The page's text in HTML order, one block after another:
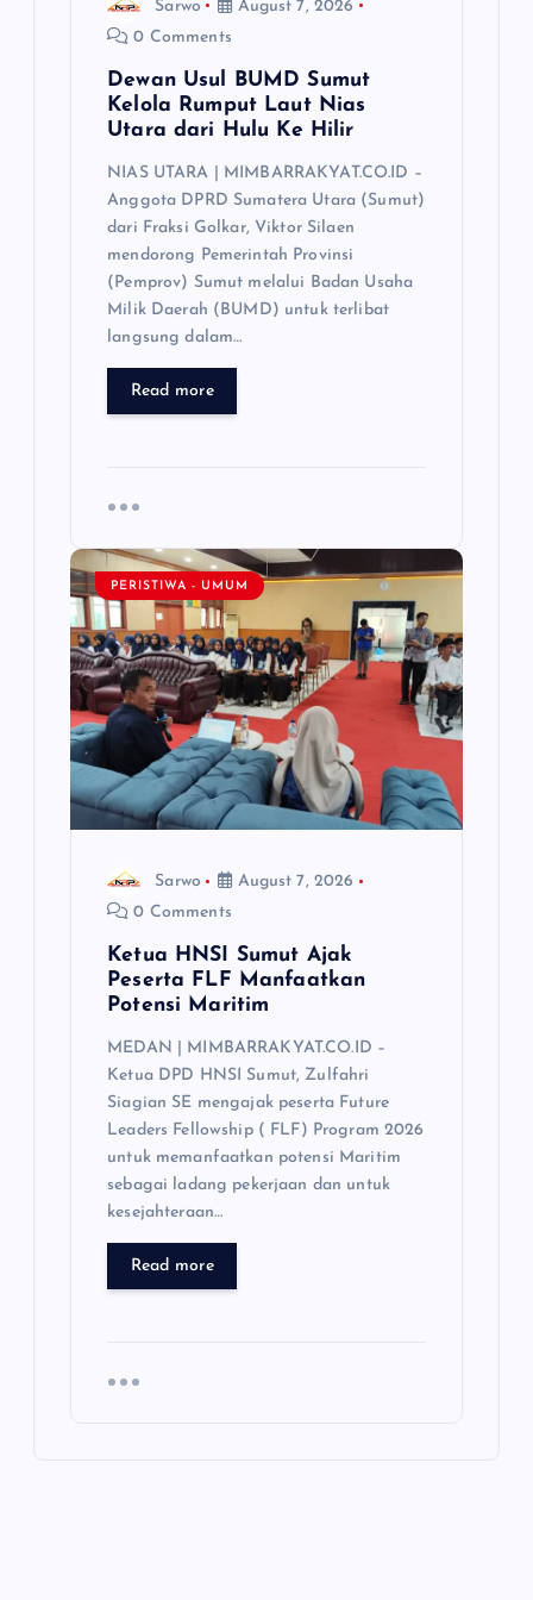
Sarwo
August 7, 2026
0 Comments
Dewan Usul BUMD Sumut
Kelola Rumput Laut Nias
Utara dari Hulu Ke Hilir
NIAS UTARA | MIMBARRAKYAT.CO.ID –
Anggota DPRD Sumatera Utara (Sumut)
dari Fraksi Golkar, Viktor Silaen
mendorong Pemerintah Provinsi
(Pemprov) Sumut melalui Badan Usaha
Milik Daerah (BUMD) untuk terlibat
langsung dalam…
Read more
PERISTIWA - UMUM
Sarwo
August 7, 2026
0 Comments
Ketua HNSI Sumut Ajak
Peserta FLF Manfaatkan
Potensi Maritim
MEDAN | MIMBARRAKYAT.CO.ID –
Ketua DPD HNSI Sumut, Zulfahri
Siagian SE mengajak peserta Future
Leaders Fellowship ( FLF) Program 2026
untuk memanfaatkan potensi Maritim
sebagai ladang pekerjaan dan untuk
kesejahteraan…
Read more